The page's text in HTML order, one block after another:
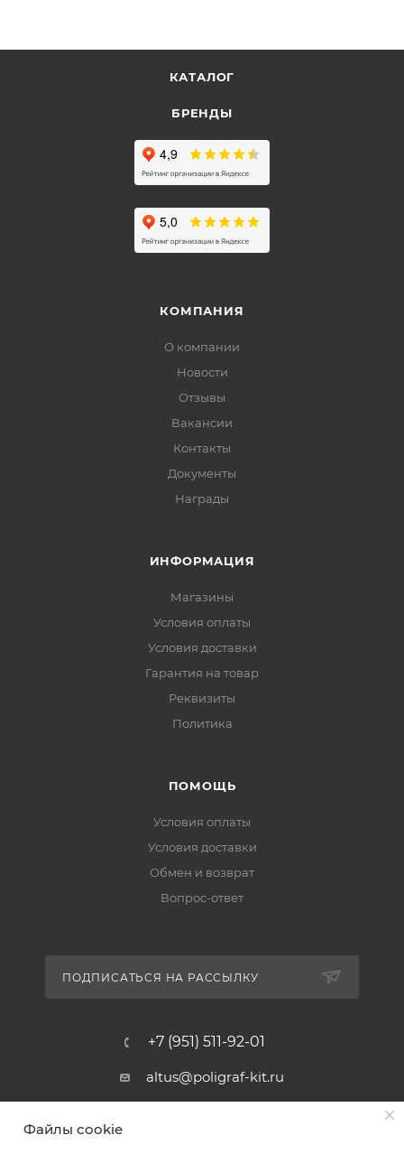
КАТАЛОГ
БРЕНДЫ
КОМПАНИЯ
О компании
Новости
Отзывы
Вакансии
Контакты
Документы
Награды
ИНФОРМАЦИЯ
Магазины
Условия оплаты
Условия доставки
Гарантия на товар
Реквизиты
Политика
ПОМОЩЬ
Условия оплаты
Условия доставки
Обмен и возврат
Вопрос-ответ
ПОДПИСАТЬСЯ НА РАССЫЛКУ
+7 (951) 511-92-01
altus@poligraf-kit.ru
Ростовская обл, Аксайский р-н,
Файлы cookie